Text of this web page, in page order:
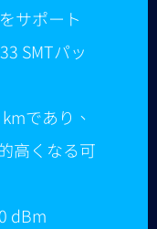
サポート
SMTパッ
であり、
高くなる可
dBm